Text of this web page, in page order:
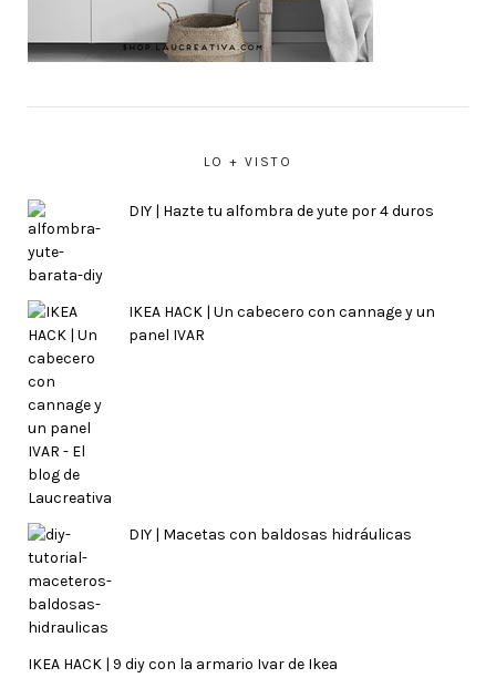
LO + VISTO
DIY | Hazte tu alfombra de yute por 4 duros
IKEA HACK | Un cabecero con cannage y un
panel IVAR
DIY | Macetas con baldosas hidráulicas
IKEA HACK | 9 diy con la armario Ivar de Ikea